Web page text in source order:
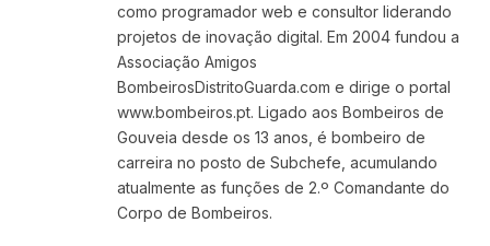
como programador web e consultor liderando
projetos de inovação digital. Em 2004 fundou a
Associação Amigos
BombeirosDistritoGuarda.com e dirige o portal
www.bombeiros.pt. Ligado aos Bombeiros de
Gouveia desde os 13 anos, é bombeiro de
carreira no posto de Subchefe, acumulando
atualmente as funções de 2.º Comandante do
Corpo de Bombeiros.